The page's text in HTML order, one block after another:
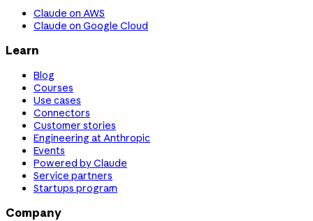
Claude on AWS
Claude on Google Cloud
Learn
Blog
Courses
Use cases
Connectors
Customer stories
Engineering at Anthropic
Events
Powered by Claude
Service partners
Startups program
Company